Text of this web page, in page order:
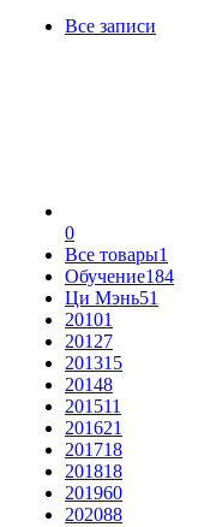
Все записи
0
Все товары1
Обучение184
Ци Мэнь51
20101
20127
201315
20148
201511
201621
201718
201818
201960
202088